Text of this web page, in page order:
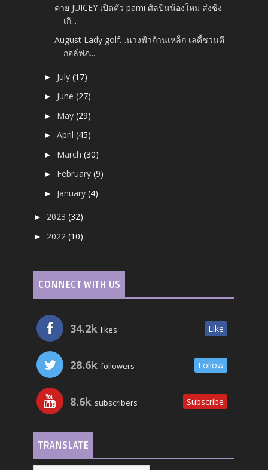
ค่าย JUICEY เปิดตัว pami ศิลปินน้องใหม่ ส่งซิง
เกิ...
August Lady golf…นางฟ้าก้านเหล็ก เลดี้ชวนตี
กอล์ฟภ...
► July(17)
► June(27)
► May(29)
►April(45)
► March(30)
► February(9)
► January(4)
► 2023(32)
► 2022(10)
CONNECT WITH US
34.2k likes Like
28.6k followers Follow
8.6k subscribers Subscribe
TRANSLATE